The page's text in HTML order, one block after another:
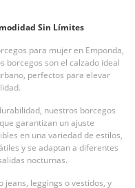
Sin Límites
para mujer en Emponda,
borcegos son el calzado ideal
perfectos para elevar
nuestros borcegos
garantizan un ajuste
en una variedad de estilos,
y se adaptan a diferentes
nocturnas.
jeans, leggings o vestidos, y